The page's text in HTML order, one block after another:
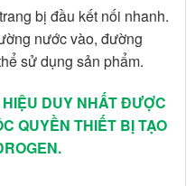
bị đầu kết nối nhanh.
nước vào, đường
sử dụng sản phẩm.
DUY NHẤT ĐƯỢC
QUYỀN THIẾT BỊ TẠO